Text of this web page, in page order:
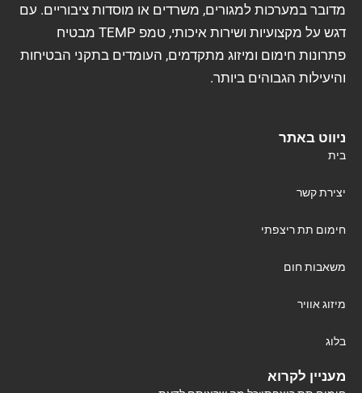
מדובר במערכות למגורים, משרדים או מוסדות ציבוריים. עם
דגש על מקצועיות ושירות איכותי, טמפ TEMP מבטיח
פתרונות חימום ומיזוג מתקדמים, העומדים בתקני הבטיחות
והיעילות הגבוהים ביותר.
ניווט באתר
בית
יצירת קשר
חימום תת ריצפתי
משאבות חום
מיזוג אוויר
בלוג
מעניין לקרוא